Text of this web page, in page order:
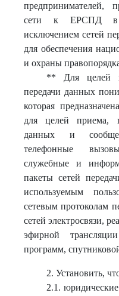
предпринимателей,
сети к ЕРСПД в
исключением сетей
для обеспечения
и охраны
** Для целей
передачи данных
которая
для целей приема,
данных и
телефонные
служебные и
пакеты сетей
используемым
сетевым протоколам
сетей электросвязи,
эфирной
программ,
2. Установить,
2.1.